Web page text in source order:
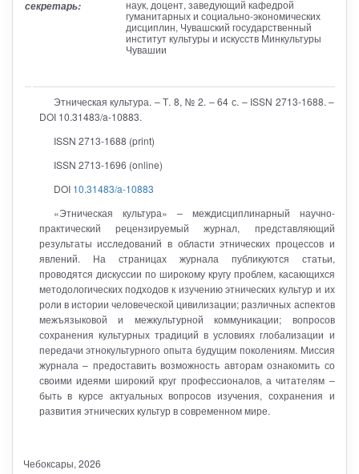
секретарь:
наук, доцент, заведующий кафедрой
гуманитарных и социально-экономических
дисциплин, Чувашский государственный
институт культуры и искусств Минкультуры
Чувашии
Этническая культура. – Т. 8, № 2. – 64 с. – ISSN 2713-1688. –
DOI 10.31483/a-10883.
ISSN 2713-1688 (print)
ISSN 2713-1696 (online)
DOI 10.31483/a-10883
«Этническая культура» – междисциплинарный научно-
практический рецензируемый журнал, представляющий
результаты исследований в области этнических процессов и
явлений. На страницах журнала публикуются статьи,
проводятся дискуссии по широкому кругу проблем, касающихся
методологических подходов к изучению этнических культур и их
роли в истории человеческой цивилизации; различных аспектов
межъязыковой и межкультурной коммуникации; вопросов
сохранения культурных традиций в условиях глобализации и
передачи этнокультурного опыта будущим поколениям. Миссия
журнала – предоставить возможность авторам ознакомить со
своими идеями широкий круг профессионалов, а читателям –
быть в курсе актуальных вопросов изучения, сохранения и
развития этнических культур в современном мире.
Чебоксары, 2026